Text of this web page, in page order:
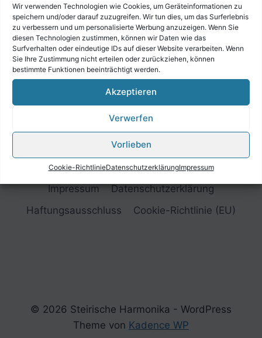
Wir verwenden Technologien wie Cookies, um Geräteinformationen zu
speichern und/oder darauf zuzugreifen. Wir tun dies, um das Surferlebnis
zu verbessern und um personalisierte Werbung anzuzeigen. Wenn Sie
diesen Technologien zustimmen, können wir Daten wie das
Surfverhalten oder eindeutige IDs auf dieser Website verarbeiten. Wenn
Sie Ihre Zustimmung nicht erteilen oder zurückziehen, können
bestimmte Funktionen beeinträchtigt werden.
Akzeptieren
Verwerfen
Vorlieben
Cookie-RichtlinieDatenschutzerklärungImpressum
Impressum
Datenschutzerklärung
Haftungsausschluss
Cookie-Richtlinie (EU)
© 2026 Steirische Harmonika - WordPress
Theme von Kadence WP